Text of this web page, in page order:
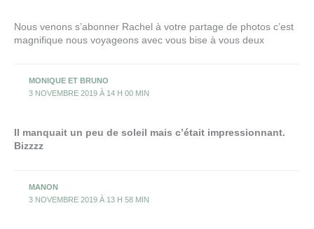
Nous venons s’abonner Rachel à votre partage de photos c’est
magnifique nous voyageons avec vous bise à vous deux
MONIQUE ET BRUNO
3 NOVEMBRE 2019 À 14 H 00 MIN
Il manquait un peu de soleil mais c’était impressionnant.
Bizzzz
MANON
3 NOVEMBRE 2019 À 13 H 58 MIN